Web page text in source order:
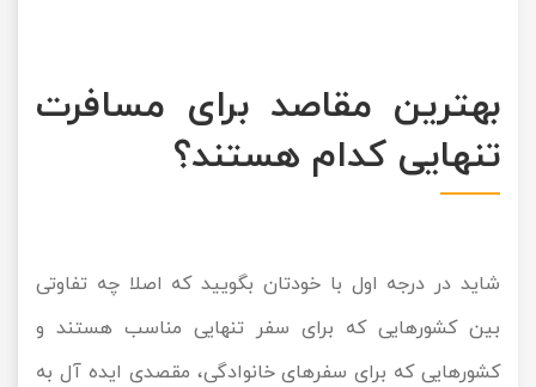
بهترین مقاصد برای مسافرت
تنهایی کدام هستند؟
شاید در درجه اول با خودتان بگویید که اصلا چه تفاوتی
بین کشورهایی که برای سفر تنهایی مناسب هستند و
کشورهایی که برای سفرهای خانوادگی، مقصدی ایده آل به